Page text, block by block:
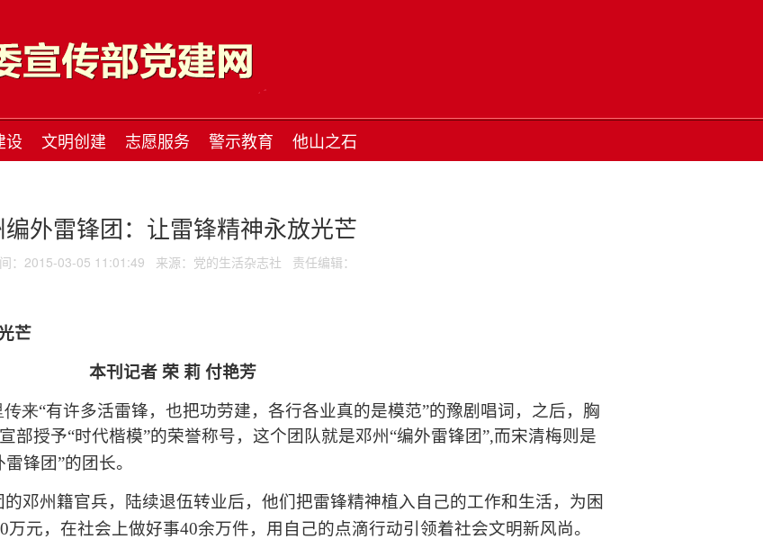
设 文明创建 志愿服务 警示教育 他山之石
编外雷锋团：让雷锋精神永放光芒
：2015-03-05 11:01:49 来源：党的生活杂志社 责任编辑：
芒
本刊记者 荣 莉 付艳芳
传来“有许多活雷锋，也把功劳建，各行各业真的是模范”的豫剧唱词，之后，胸
部授予“时代楷模”的荣誉称号，这个团队就是邓州“编外雷锋团”,而宋清梅则是
雷锋团”的团长。
邓州籍官兵，陆续退伍转业后，他们把雷锋精神植入自己的工作和生活，为困
万元，在社会上做好事40余万件，用自己的点滴行动引领着社会文明新风尚。